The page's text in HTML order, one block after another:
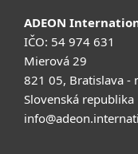
ADEON
IČO: 54 974 631
Mierová 29
821 05, Bratislava -
Slovenská republika